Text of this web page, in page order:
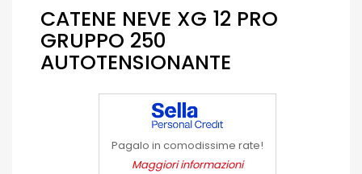
CATENE NEVE XG 12 PRO
GRUPPO 250
AUTOTENSIONANTE
Pagalo in comodissime rate!
Maggiori informazioni